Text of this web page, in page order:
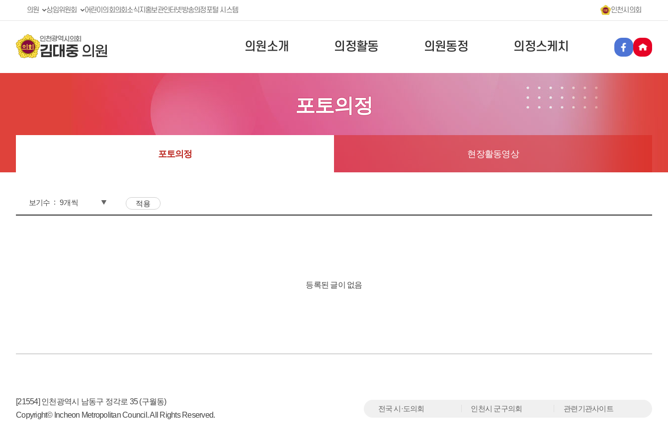
의원 상임위원회 어린이의회의회소식지 홍보관인터넷방송의정포털 시스템 인천시의회
인천광역시의회
김대중 의원 의원소개 의정활동 의원동정 의정스케치
포토의정
포토의정 현장활동영상
보기수
등록된 글이 없음
[21554] 인천광역시 남동구 정각로 35 (구월동)
Copyright© Incheon Metropolitan Council. All Rights Reserved.
전국 시·도의회 인천시 군구의회 관련기관사이트